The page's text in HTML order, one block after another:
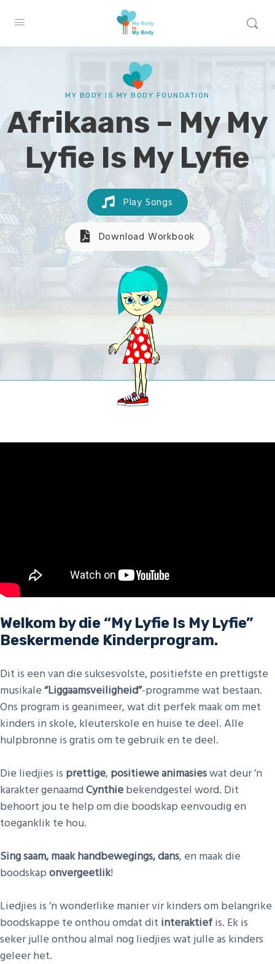
MY BODY IS MY BODY FOUNDATION
Afrikaans – My My
Lyfie Is My Lyfie
Play Songs
Download Workbook
Welkom by die “My Lyfie Is My Lyfie”
Beskermende Kinderprogram.
Dit is een van die suksesvolste, positiefste en prettigste
musikale “Liggaamsveiligheid”-programme wat bestaan.
Ons program is geanimeer, wat dit perfek maak om met
kinders in skole, kleuterskole en huise te deel. Alle
hulpbronne is gratis om te gebruik en te deel.
Die liedjies is prettige, positiewe animasieswat deur ’n
karakter genaamdCynthie bekendgestel word. Dit
behoort jou te help om die boodskap eenvoudig en
toeganklik te hou.
Sing saam, maak handbewegings, dans, en maak die
boodskap onvergeetlik!
Liedjies is ’n wonderlike manier vir kinders om belangrike
boodskappe te onthou omdat dit interaktief is. Ek is
seker julle onthou almal nog liedjies wat julle as kinders
geleer het.